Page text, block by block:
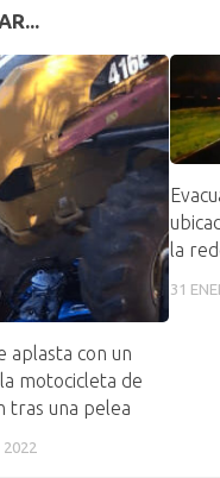
aplasta con un
motocicleta de
tras una pelea
2022
la
31